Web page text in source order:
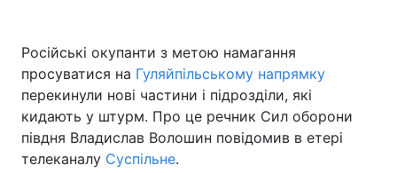
Російські окупанти з метою намагання
просуватися на Гуляйпільському напрямку
перекинули нові частини і підрозділи, які
кидають у штурм. Про це речник Сил оборони
півдня Владислав Волошин повідомив в етері
телеканалу Суспільне.